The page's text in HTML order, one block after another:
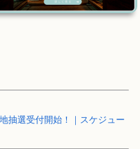
抽選受付開始！｜スケジュー